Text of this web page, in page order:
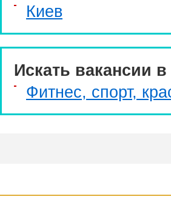
Киев
Искать вакансии
Фитнес, спорт,